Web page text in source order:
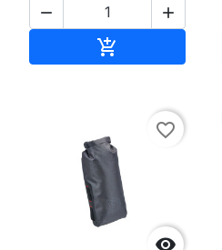
 


favorite_border